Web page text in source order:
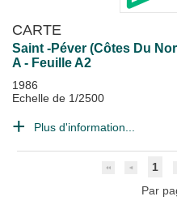
CARTE
Saint -Péver (Côtes Du
A - Feuille A2
1986
Echelle de 1/2500
Plus d'information...
1
Par